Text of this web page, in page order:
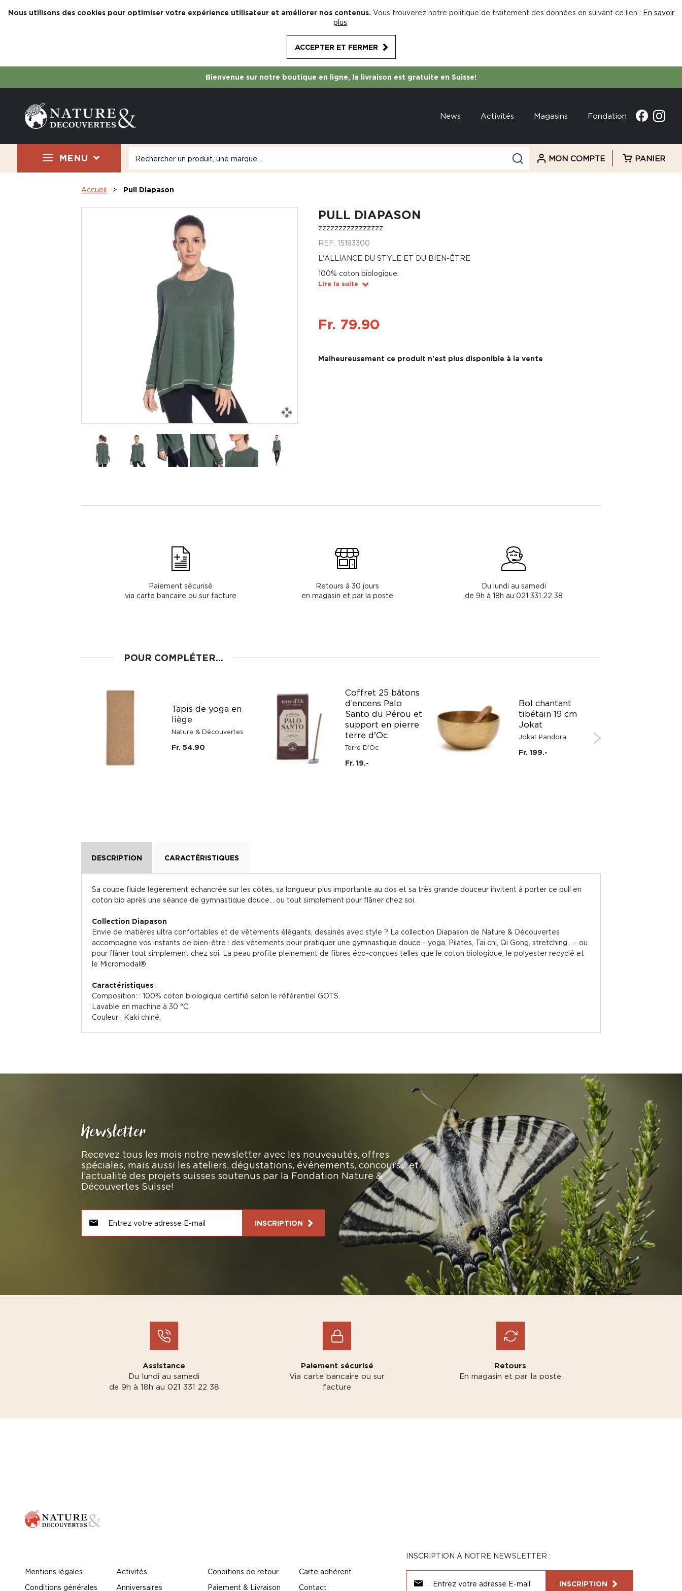
Nous utilisons des cookies pour optimiser votre expérience utilisateur et améliorer nos contenus. Vous trouverez notre politique de traitement des données en suivant ce lien : En savoir
plus
ACCEPTER ET FERMER
Bienvenue sur notre boutique en ligne, la livraison est gratuite en Suisse!
News Activités Magasins Fondation
MENU MON COMPTE PANIER
Accueil Pull Diapason
PULL DIAPASON
zzzzzzzzzzzzzzzz
REF. 15193300
L'ALLIANCE DU STYLE ET DU BIEN-ÊTRE
100% coton biologique.
Lire la suite
Fr. 79.90
Malheureusement ce produit n'est plus disponible à la vente
Paiement sécurisé
via carte bancaire ou sur facture
Retours à 30 jours
en magasin et par la poste
Du lundi au samedi
de 9h à 18h au 021 331 22 38
POUR COMPLÉTER...
Tapis de yoga en
liège
Nature & Découvertes
Fr. 54.90
Coffret 25 bâtons
d’encens Palo
Santo du Pérou et
support en pierre
terre d'Oc
Terre D'Oc
Fr. 19.-
Bol chantant
tibétain 19 cm
Jokat
Jokat Pandora
Fr. 199.-
DESCRIPTION CARACTÉRISTIQUES
Sa coupe fluide légèrement échancrée sur les côtés, sa longueur plus importante au dos et sa très grande douceur invitent à porter ce pull en
coton bio après une séance de gymnastique douce... ou tout simplement pour flâner chez soi.
Collection Diapason
Envie de matières ultra confortables et de vêtements élégants, dessinés avec style ? La collection Diapason de Nature & Découvertes
accompagne vos instants de bien-être : des vêtements pour pratiquer une gymnastique douce - yoga, Pilates, Tai chi, Qi Gong, stretching… - ou
pour flâner tout simplement chez soi. La peau profite pleinement de fibres éco-conçues telles que le coton biologique, le polyester recyclé et
le Micromodal®.
Caractéristiques :
Composition: : 100% coton biologique certifié selon le référentiel GOTS.
Lavable en machine à 30 °C.
Couleur : Kaki chiné.
Newsletter
Recevez tous les mois notre newsletter avec les nouveautés, offres
spéciales, mais aussi les ateliers, dégustations, événements, concours… et
l’actualité des projets suisses soutenus par la Fondation Nature &
Découvertes Suisse!
INSCRIPTION
Assistance
Du lundi au samedi
de 9h à 18h au 021 331 22 38
Paiement sécurisé
Via carte bancaire ou sur
facture
Retours
En magasin et par la poste
Mentions légales
Conditions générales
Activités
Anniversaires
Conditions de retour
Paiement & Livraison
Carte adhérent
Contact
INSCRIPTION À NOTRE NEWSLETTER :
INSCRIPTION